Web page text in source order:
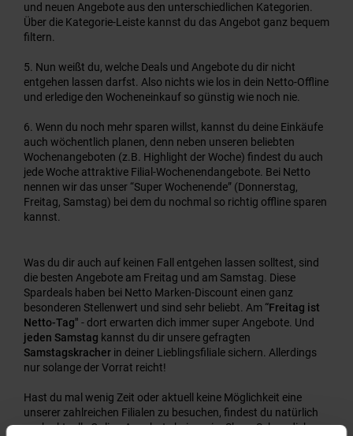
und neuen Angebote aus den unterschiedlichen Kategorien.
Über die Kategorie-Leiste kannst du das Angebot ganz bequem
filtern.
Nun weißt du, welche Deals und Angebote du dir nicht
entgehen lassen darfst. Also nichts wie los in dein Netto-Offline
und erledige den Wocheneinkauf so günstig wie noch nie.
Wenn du noch mehr sparen willst, kannst du deine Einkäufe
auch wöchentlich planen, denn neben unseren beliebten
Wochenangeboten (z.B. Highlight der Woche) findest du auch
jede Woche attraktive Filial-Wochenendangebote. Bei Netto
nennen wir das unser “Super Wochenende” (Donnerstag,
Freitag, Samstag) bei dem du nochmal so richtig offline sparen
kannst.
Was du dir auch auf keinen Fall entgehen lassen solltest, sind
die besten Angebote am Freitag und am Samstag. Diese
Spardeals haben bei Netto Marken-Discount einen ganz
besonderen Stellenwert und sind sehr beliebt. Am “Freitag ist
Netto-Tag" - dort erwarten dich immer super Angebote. Und
jeden Samstag kannst du dir unsere gefragten
Samstagskracher in deiner Lieblingsfiliale sichern. Allerdings
nur solange der Vorrat reicht!
Hast du mal wenig Zeit oder aktuell keine Möglichkeit eine
unserer zahlreichen Filialen zu besuchen, findest du natürlich
auch aktuelle Online-Angebote bei uns im Shop. Schau dich